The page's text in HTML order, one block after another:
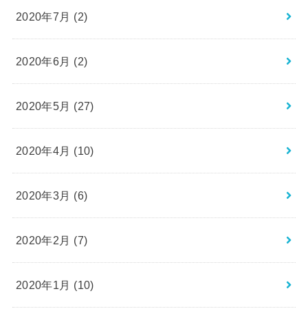
2020年7月 (2)
2020年6月 (2)
2020年5月 (27)
2020年4月 (10)
2020年3月 (6)
2020年2月 (7)
2020年1月 (10)